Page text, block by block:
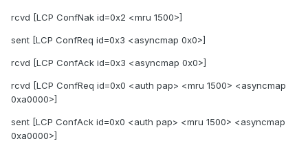
rcvd [LCP ConfNak id=0x2 <mru 1500>]
sent [LCP ConfReq id=0x3 <asyncmap 0x0>]
rcvd [LCP ConfAck id=0x3 <asyncmap 0x0>]
rcvd [LCP ConfReq id=0x0 <auth pap> <mru 1500> <asyncmap
0xa0000>]
sent [LCP ConfAck id=0x0 <auth pap> <mru 1500> <asyncmap
0xa0000>]